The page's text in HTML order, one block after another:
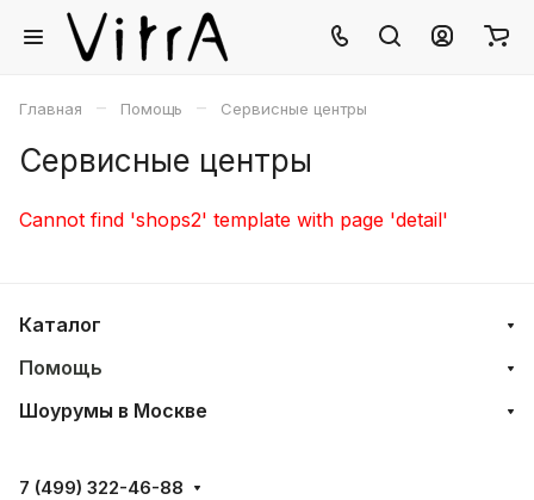
Главная – Помощь – Сервисные центры
Сервисные центры
Cannot find 'shops2' template with page 'detail'
Каталог
Помощь
Шоурумы в Москве
7 (499) 322-46-88